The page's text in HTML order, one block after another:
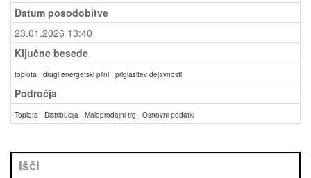
Datum posodobitve
23.01.2026 13:40
Ključne besede
toplota drugi energetski plini priglasitev dejavnosti
Področja
Toplota Distribucija Maloprodajni trg Osnovni podatki